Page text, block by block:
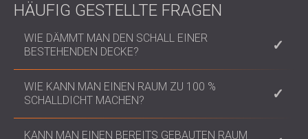
HÄUFIG GESTELLTE FRAGEN
WIE DÄMMT MAN DEN SCHALL EINER
BESTEHENDEN DECKE?
Um eine vorhandene Decke schalldicht zu machen,
können Sie schalldichte Deckenplatten wie die des
WIE KANN MAN EINEN RAUM ZU 100 %
SCHALLDICHT MACHEN?
Eine 100-prozentige Schalldämmung zu erreichen,
KANN MAN EINEN BEREITS GEBAUTEN RAUM